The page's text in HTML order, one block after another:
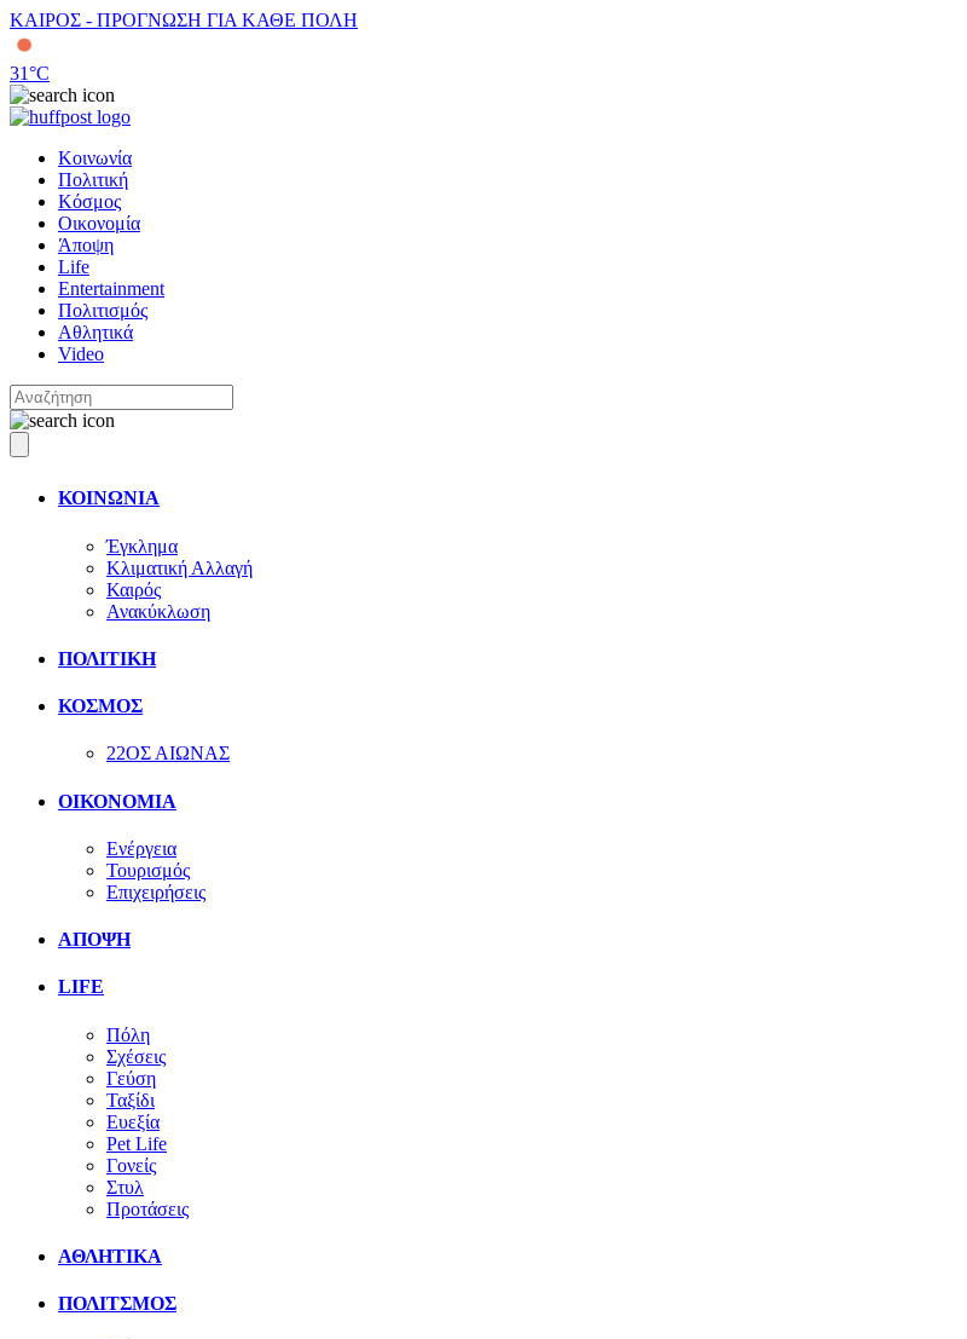
ΚΑΙΡΟΣ - ΠΡΟΓΝΩΣΗ ΓΙΑ ΚΑΘΕ ΠΟΛΗ
31°C
Κοινωνία
Πολιτική
Κόσμος
Οικονομία
Άποψη
Life
Entertainment
Πολιτισμός
Αθλητικά
Video
ΚΟΙΝΩΝΙΑ
Έγκλημα
Κλιματική Αλλαγή
Καιρός
Ανακύκλωση
ΠΟΛΙΤΙΚΗ
ΚΟΣΜΟΣ
22ΟΣ ΑΙΩΝΑΣ
ΟΙΚΟΝΟΜΙΑ
Ενέργεια
Τουρισμός
Επιχειρήσεις
ΑΠΟΨΗ
LIFE
Πόλη
Σχέσεις
Γεύση
Ταξίδι
Ευεξία
Pet Life
Γονείς
Στυλ
Προτάσεις
ΑΘΛΗΤΙΚΑ
ΠΟΛΙΤΣΜΟΣ